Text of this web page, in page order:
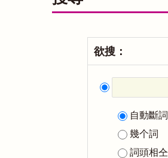
欲搜：
自動斷詞
幾个詞
詞頭相仝